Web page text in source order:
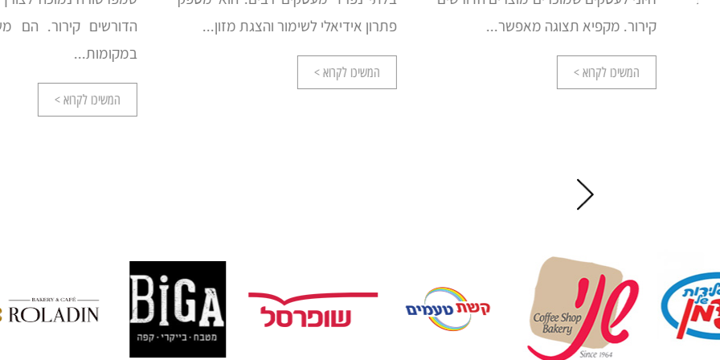
קירור. מקפיא תצוגה מאפשר...
המשיכו לקרוא >
פתרון אידיאלי לשימור והצגת מזון...
המשיכו לקרוא >
הדורשים קירור. הם
במקומות...
המשיכו לקרוא >